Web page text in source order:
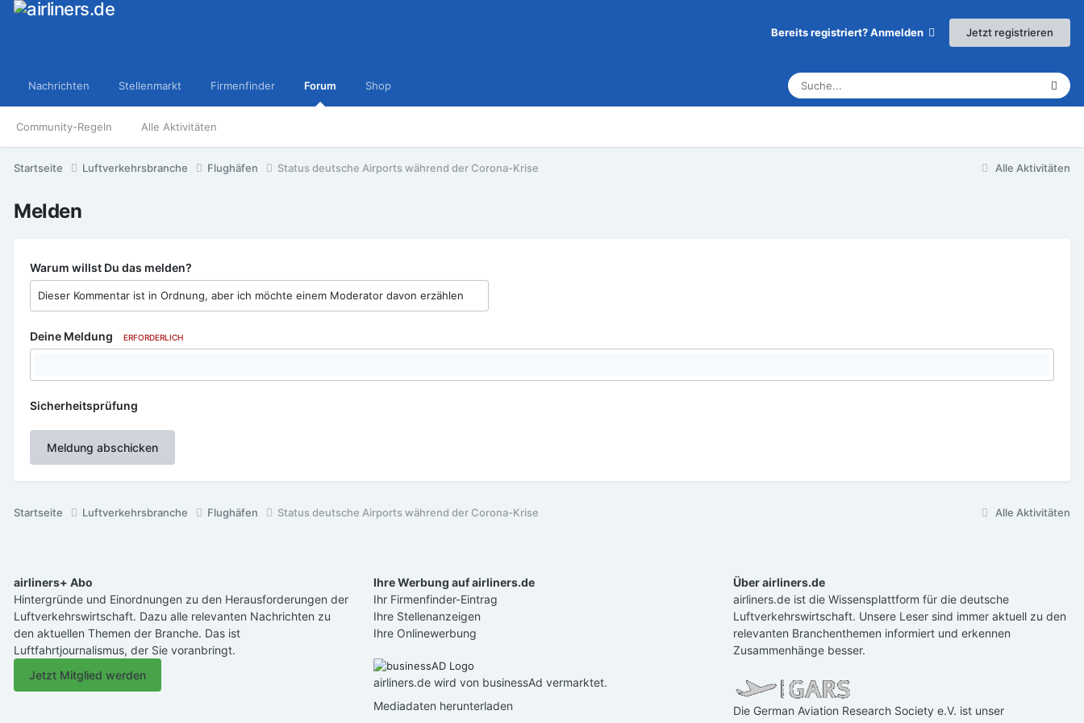
Bereits registriert? Anmelden Jetzt registrieren
Nachrichten Stellenmarkt Firmenfinder Forum
Community-Regeln Alle Aktivitäten
Shop
Alle Aktivitäten
Startseite Luftverkehrsbranche Flughäfen Status deutsche Airports während der Corona-Krise
Melden
Warum willst Du das melden?
Deine Meldung ERFORDERLICH
Sicherheitsprüfung
Meldung abschicken
Alle Aktivitäten
Startseite Luftverkehrsbranche Flughäfen Status deutsche Airports während der Corona-Krise
airliners+ Abo
Hintergründe und Einordnungen zu den Herausforderungen der
Luftverkehrswirtschaft. Dazu alle relevanten Nachrichten zu
den aktuellen Themen der Branche. Das ist
Luftfahrtjournalismus, der Sie voranbringt.
Jetzt Mitglied werden
Ihre Werbung auf airliners.de
Ihr Firmenfinder-Eintrag
Ihre Stellenanzeigen
Ihre Onlinewerbung
airliners.de wird von businessAd vermarktet.
Mediadaten herunterladen
Über airliners.de
airliners.de ist die Wissensplattform für die deutsche
Luftverkehrswirtschaft. Unsere Leser sind immer aktuell zu den
relevanten Branchenthemen informiert und erkennen
Zusammenhänge besser.
Die German Aviation Research Society e.V. ist unser